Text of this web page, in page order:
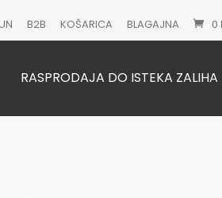
B2B KOŠARICA BLAGAJNA 0
RASPRODAJA DO ISTEKA ZALIHA
Products